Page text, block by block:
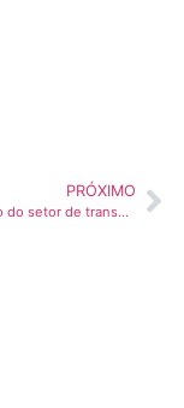
PRÓXIMO
Desempenho do setor de transporte segue acima do nível pré-pandemia, apesar do cenário econômico desafiador